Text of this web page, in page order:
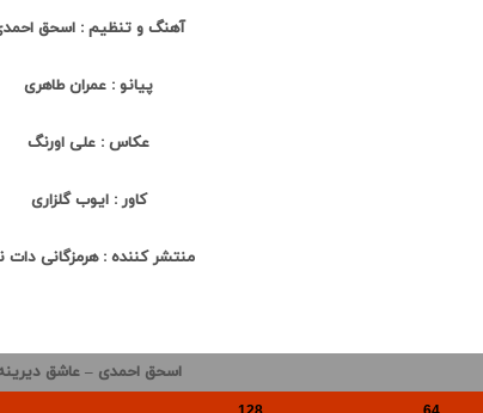
آهنگ و تنظیم : اسحق
پیانو : عمران طاهری
عکاس : علی اورنگ
کاور : ایوب گلزاری
منتشر کننده : هرمزگانی
اسحق احمدی – عاشق